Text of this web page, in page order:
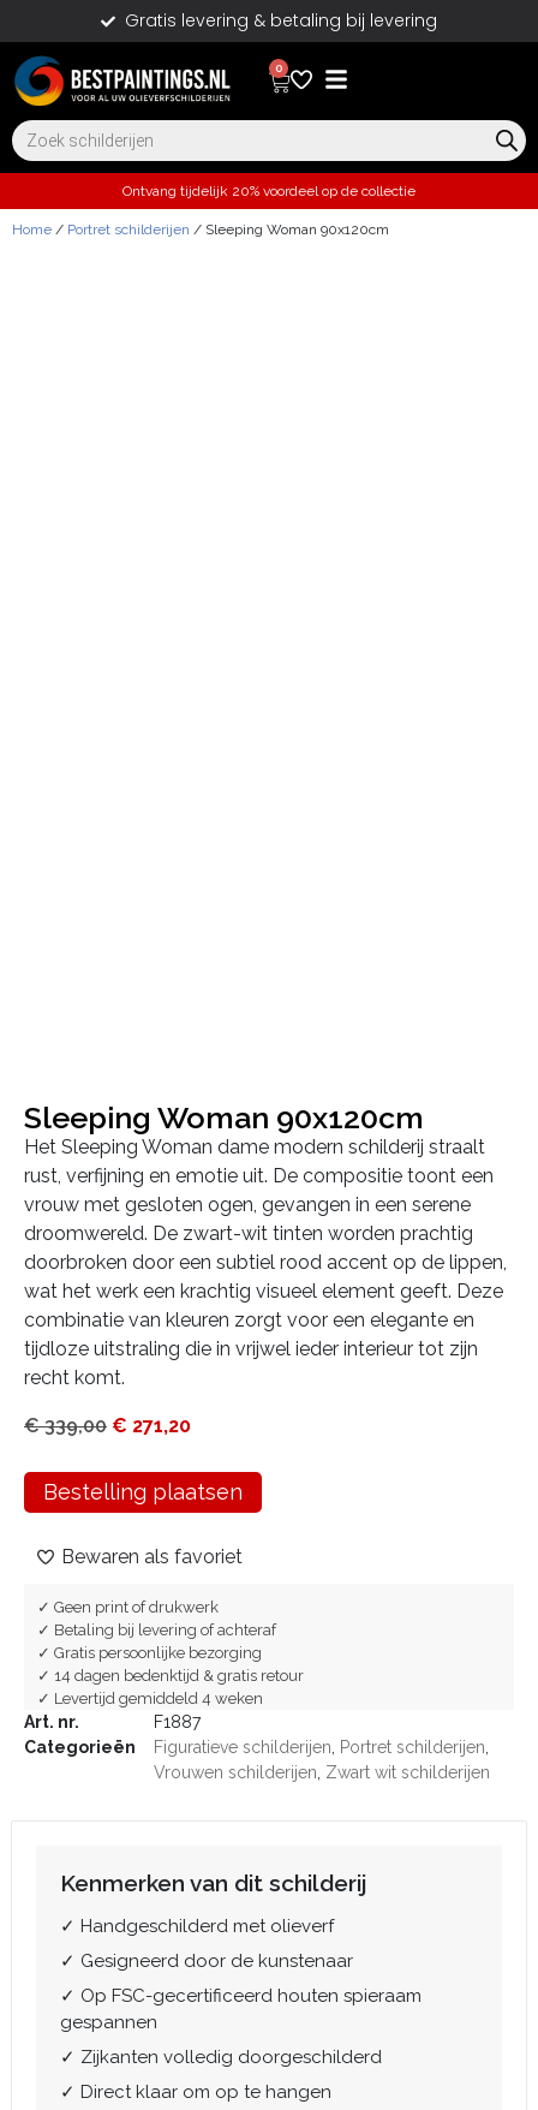
Gratis levering & betaling bij levering
0
Ontvang tijdelijk 20% voordeel op de collectie
Home / Portret schilderijen / Sleeping Woman 90x120cm
Sleeping Woman 90x120cm
Het Sleeping Woman dame modern schilderij straalt
rust, verfijning en emotie uit. De compositie toont een
vrouw met gesloten ogen, gevangen in een serene
droomwereld. De zwart-wit tinten worden prachtig
doorbroken door een subtiel rood accent op de lippen,
wat het werk een krachtig visueel element geeft. Deze
combinatie van kleuren zorgt voor een elegante en
tijdloze uitstraling die in vrijwel ieder interieur tot zijn
recht komt.
€339,00 € 271,20
Bestelling plaatsen
Bewaren als favoriet
✓ Geen print of drukwerk
✓ Betaling bij levering of achteraf
✓ Gratis persoonlijke bezorging
✓ 14 dagen bedenktijd & gratis retour
✓ Levertijd gemiddeld 4 weken
Art. nr.
F1887
Categorieën
Figuratieve schilderijen, Portret schilderijen,
Vrouwen schilderijen, Zwart wit schilderijen
Kenmerken van dit schilderij
✓ Handgeschilderd met olieverf
✓ Gesigneerd door de kunstenaar
✓ Op FSC-gecertificeerd houten spieraam
gespannen
✓ Zijkanten volledig doorgeschilderd
✓ Direct klaar om op te hangen